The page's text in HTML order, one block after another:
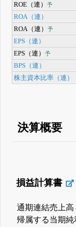
ROE（連）予
ROA（連）
ROA（連）予
EPS（連）
EPS（連）予
BPS（連）
株主資本比率（連）
決算概要
損益計算書
通期連結売上高
帰属する当期純